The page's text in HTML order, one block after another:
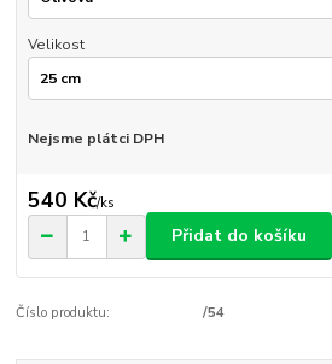
Velikost
Nejsme plátci DPH
540 Kč/ks
Přidat do košíku
Číslo produktu: /54